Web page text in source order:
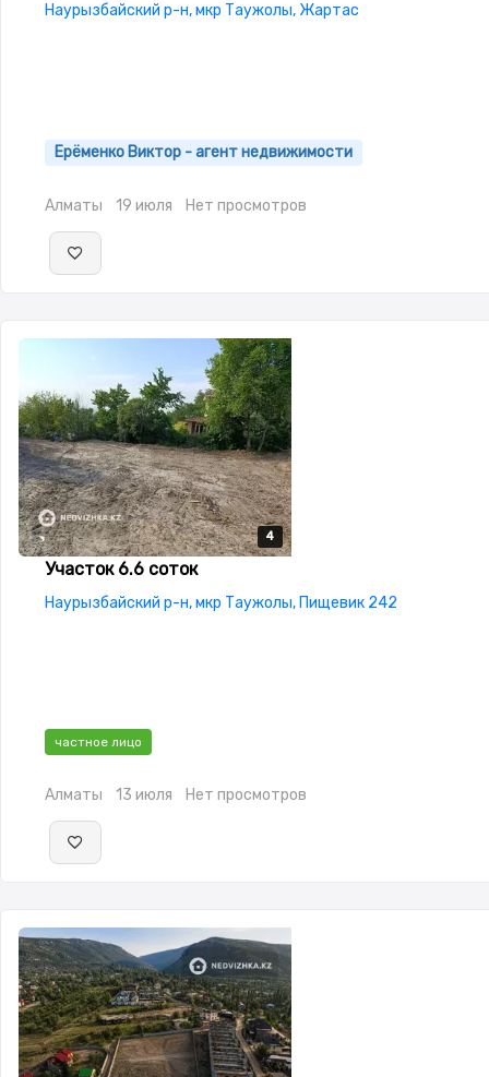
Наурызбайский р-н, мкр Таужолы, Жартас
Ерёменко Виктор - агент недвижимости
Алматы 19 июля Нет просмотров
4
4
4
4
Участок 6.6 соток
Наурызбайский р-н, мкр Таужолы, Пищевик 242
частное лицо
Алматы 13 июля Нет просмотров